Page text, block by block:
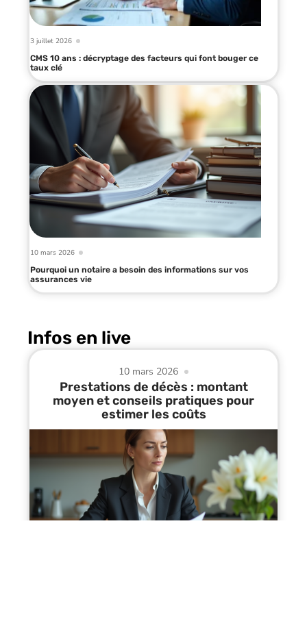
3 juillet 2026
CMS 10 ans : décryptage des facteurs qui font bouger ce
taux clé
10 mars 2026
Pourquoi un notaire a besoin des informations sur vos
assurances vie
Infos en live
10 mars 2026
Prestations de décès : montant
moyen et conseils pratiques pour
estimer les coûts